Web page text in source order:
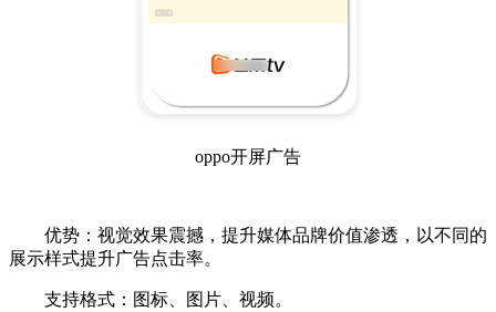
oppo开屏广告
优势：视觉效果震撼，提升媒体品牌价值渗透，以不同的
展示样式提升广告点击率。
支持格式：图标、图片、视频。